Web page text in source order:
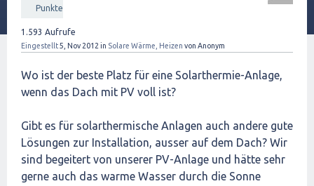
Punkte
1.593 Aufrufe
Eingestellt5, Nov 2012 in Solare Wärme, Heizen von Anonym
Wo ist der beste Platz für eine Solarthermie-Anlage,
wenn das Dach mit PV voll ist?
Gibt es für solarthermische Anlagen auch andere gute
Lösungen zur Installation, ausser auf dem Dach? Wir
sind begeitert von unserer PV-Anlage und hätte sehr
gerne auch das warme Wasser durch die Sonne